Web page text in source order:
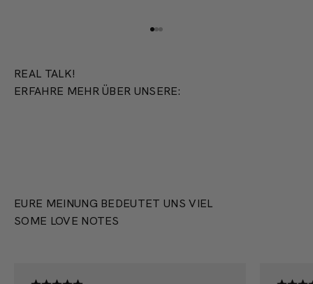
REAL TALK!
ERFAHRE MEHR ÜBER UNSERE:
EURE MEINUNG BEDEUTET UNS VIEL
SOME LOVE NOTES